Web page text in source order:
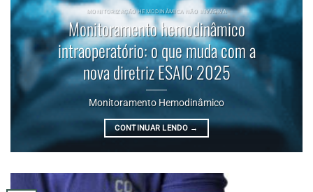
MONITORIZAÇÃO HEMODINÂMICA NÃO INVASIVA
Monitoramento hemodinâmico
intraoperatório: o que muda com a
nova diretriz ESAIC 2025
Monitoramento Hemodinâmico
CONTINUAR LENDO →